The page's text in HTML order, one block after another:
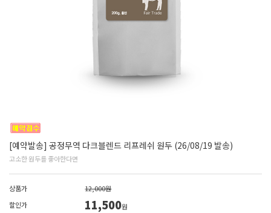
[예약발송] 공정무역 다크블렌드 리프레쉬 원두 (26/08/19 발송)
고소한 원두를 좋아한다면
상품가
12,000원
할인가
11,500원